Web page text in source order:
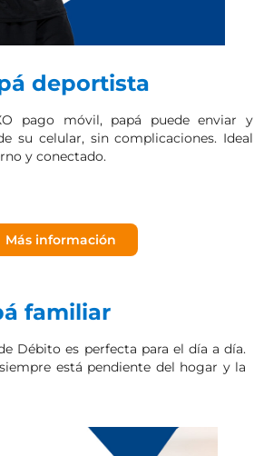
deportista
pago móvil, papá puede enviar y
su celular, sin complicaciones. Ideal
y conectado.
Más información
familiar
Débito es perfecta para el día a día.
está pendiente del hogar y la